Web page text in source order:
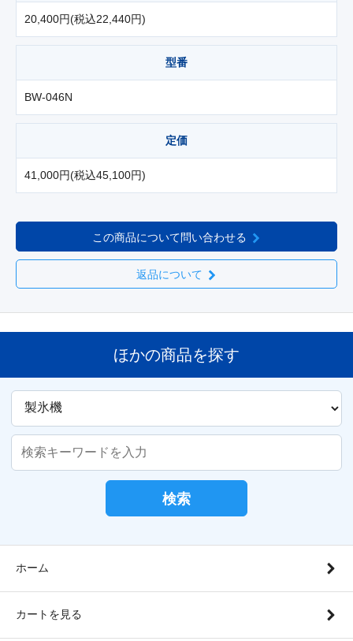
20,400円(税込22,440円)
型番
BW-046N
定価
41,000円(税込45,100円)
この商品について問い合わせる
返品について
ほかの商品を探す
検索
ホーム
カートを見る